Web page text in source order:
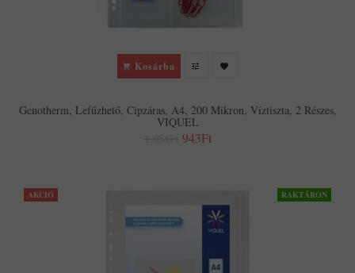
Kosárba
Genotherm, Lefűzhető, Cipzáras, A4, 200 Mikron, Víztiszta, 2 Részes,
VIQUEL
943Ft
AKCIÓ RAKTÁRON